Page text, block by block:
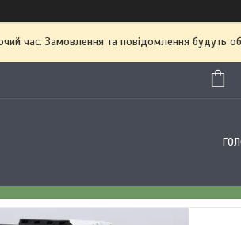
час. Замовлення та повідомлення будуть